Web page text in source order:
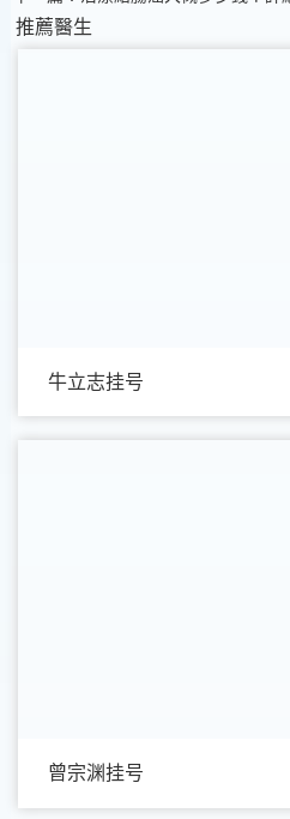
推薦醫生
牛立志挂号
曾宗渊挂号